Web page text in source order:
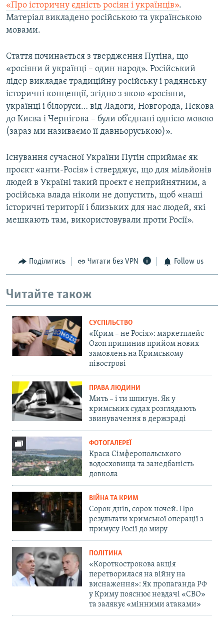
«Про історичну єдність росіян і українців».
Матеріал викладено російською та українською
мовами.
Стаття починається з твердження Путіна, що
«росіяни й українці – один народ». Російський
лідер викладає традиційну російську і радянську
історичні концепції, згідно з якою «росіяни,
українці і білоруси… від Ладоги, Новгорода, Пскова
до Києва і Чернігова – були об’єднані однією мовою
(зараз ми називаємо її давньоруською)».
Існування сучасної України Путін сприймає як
проєкт «анти-Росія» і стверджує, що для мільйонів
людей в Україні такий проєкт є неприйнятним, а
російська влада ніколи не допустить, щоб «наші
історичні території і близьких для нас людей, які
мешкають там, використовували проти Росії».
Поділитись Читати без VPN Follow us
Читайте також
СУСПІЛЬСТВО
«Крим – не Росія»: маркетплейс
Ozon припинив прийом нових
замовлень на Кримському
півострові
ПРАВА ЛЮДИНИ
Мить – і ти шпигун. Як у
кримських судах розглядають
звинувачення в держзраді
ФОТОГАЛЕРЕЇ
Краса Сімферопольського
водосховища та занедбаність
довкола
ВІЙНА ТА КРИМ
Сорок днів, сорок ночей. Про
результати кримської операції з
примусу Росії до миру
ПОЛІТИКА
«Короткострокова акція
перетворилася на війну на
виснаження»: Як пропаганда РФ
у Криму пояснює невдачі «СВО»
та залякує «мінними атаками»